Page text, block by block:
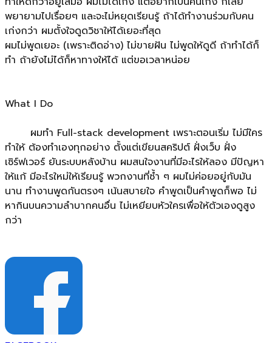
พยายามไปเรื่อยๆ และจะไม่หยุดเรียนรู้ ถ้าได้ทำงานร่วมกับคน
เก่งกว่า ผมตั้งใจดูดวิชาให้ได้เยอะที่สุด
ผมไม่พูดเยอะ (เพราะติดอ่าง) ไม่ขายฝัน ไม่พูดให้ดูดี ถ้าทำได้ก็
ทำ ถ้ายังไม่ได้ก็หาทางให้ได้ แต่ขอเวลาหน่อย
What I Do
ผมทำ Full-stack development เพราะตอนเริ่ม ไม่มีใคร
ทำให้ ต้องทำเองทุกอย่าง ตั้งแต่เขียนสคริปต์ ฝั่งเว็บ ฝั่ง
เซิร์ฟเวอร์ ยันระบบหลังบ้าน ผมสนใจงานที่มีอะไรให้ลอง มีปัญหา
ให้แก้ มีอะไรใหม่ให้เรียนรู้ พวกงานที่ซ้ำ ๆ ผมไม่ค่อยอยู่กับมัน
นาน ทำงานพูดกันตรงๆ เน้นสบายใจ คำพูดเป็นคำพูดก็พอ ไม่
หากินบนความลำบากคนอื่น ไม่เหยียบหัวใครเพื่อให้ตัวเองดูสูง
กว่า